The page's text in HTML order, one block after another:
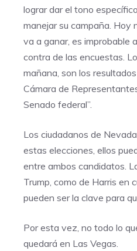
lograr dar el tono
manejar su campaña. Hoy
va a ganar, es improbable
contra de las encuestas.
mañana, son los
Cámara de
Senado federal”.
Los ciudadanos de
estas elecciones, ellos
entre ambos candidatos.
Trump, como de Harris en
pueden ser la clave para
Por esta vez, no todo lo
quedará en Las Vegas.